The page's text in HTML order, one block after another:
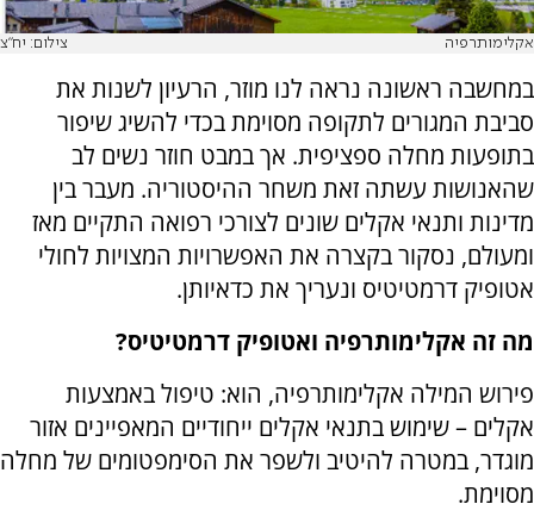
אקלימותרפיה צילום: יח"צ
במחשבה ראשונה נראה לנו מוזר, הרעיון לשנות את
סביבת המגורים לתקופה מסוימת בכדי להשיג שיפור
בתופעות מחלה ספציפית. אך במבט חוזר נשים לב
שהאנושות עשתה זאת משחר ההיסטוריה. מעבר בין
מדינות ותנאי אקלים שונים לצורכי רפואה התקיים מאז
ומעולם, נסקור בקצרה את האפשרויות המצויות לחולי
אטופיק דרמטיטיס ונעריך את כדאיותן.
מה זה אקלימותרפיה ואטופיק דרמטיטיס?
פירוש המילה אקלימותרפיה, הוא: טיפול באמצעות
אקלים – שימוש בתנאי אקלים ייחודיים המאפיינים אזור
מוגדר, במטרה להיטיב ולשפר את הסימפטומים של מחלה
מסוימת.